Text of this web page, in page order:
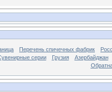
Перечень спичечных фабрик
серии Грузия
Азербайджан